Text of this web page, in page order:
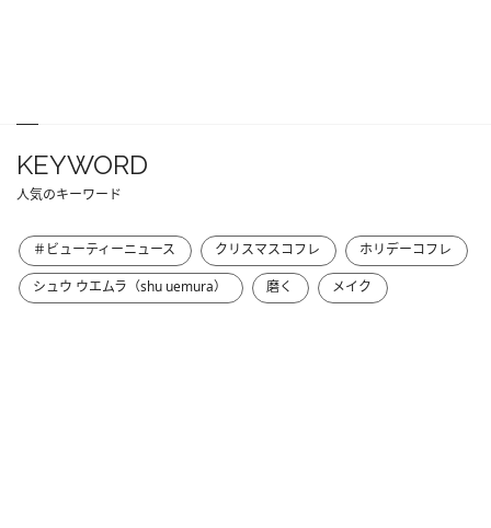
KEYWORD
人気のキーワード
＃ビューティーニュース クリスマスコフレ
ホリデーコフレ
シュウ ウエムラ（shu uemura）
磨く メイク